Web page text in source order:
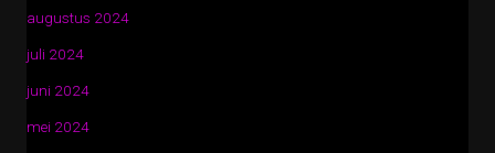
augustus 2024
juli 2024
juni 2024
mei 2024